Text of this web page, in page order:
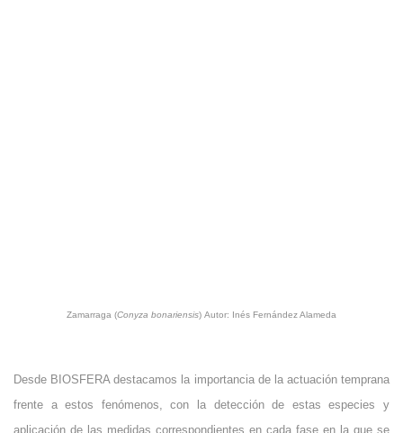
Zamarraga (Conyza bonariensis) Autor: Inés Fernández Alameda
Desde BIOSFERA destacamos la importancia de la actuación temprana
frente a estos fenómenos, con la detección de estas especies y
aplicación de las medidas correspondientes en cada fase en la que se